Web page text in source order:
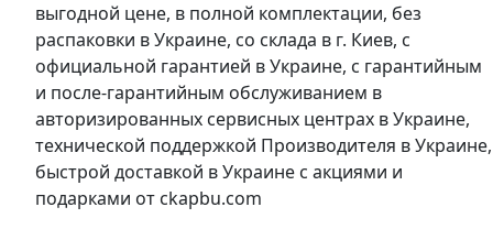
выгодной цене, в полной комплектации, без
распаковки в Украине, со склада в г. Киев, с
официальной гарантией в Украине, с гарантийным
и после-гарантийным обслуживанием в
авторизированных сервисных центрах в Украине,
технической поддержкой Производителя в Украине,
быстрой доставкой в Украине с акциями и
подарками от ckapbu.com